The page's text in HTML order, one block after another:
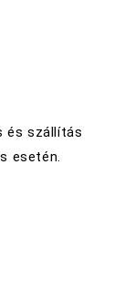
és szállítás
esetén.